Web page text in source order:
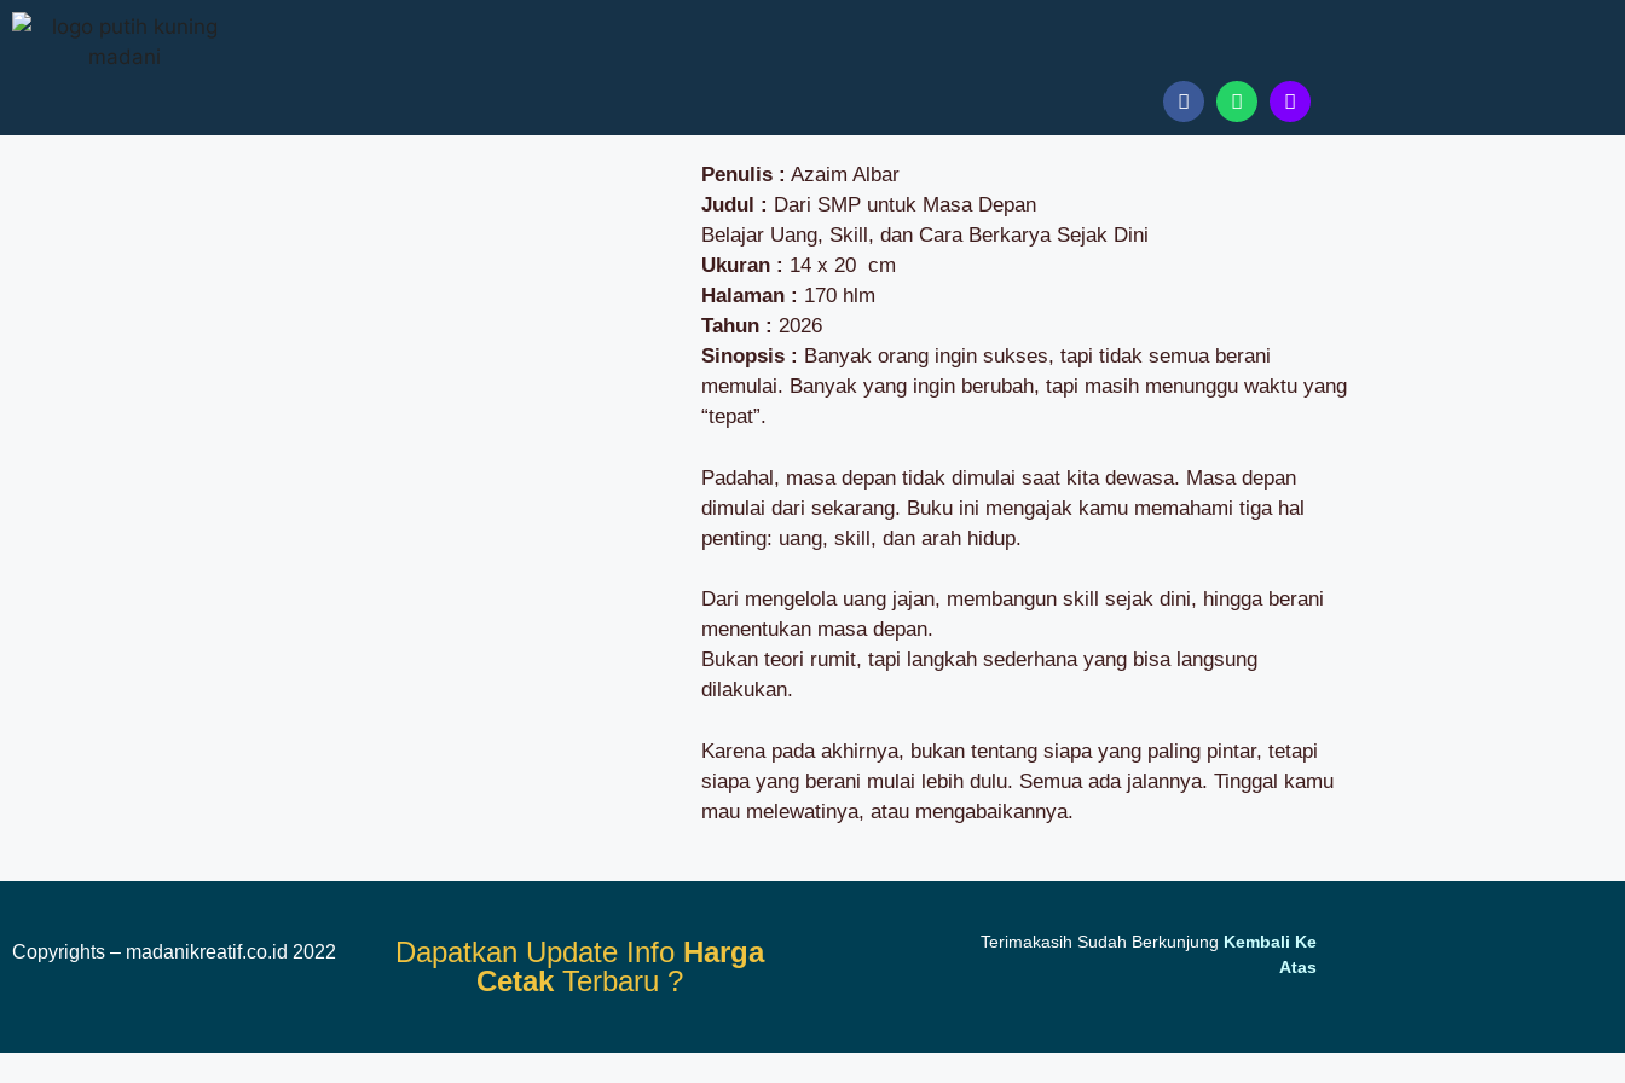
Penulis : Azaim Albar
Judul : Dari SMP untuk Masa Depan
Belajar Uang, Skill, dan Cara Berkarya Sejak Dini
Ukuran : 14 x 20 cm
Halaman : 170 hlm
Tahun : 2026
Sinopsis : Banyak orang ingin sukses, tapi tidak semua berani
memulai. Banyak yang ingin berubah, tapi masih menunggu waktu yang
“tepat”.
Padahal, masa depan tidak dimulai saat kita dewasa. Masa depan
dimulai dari sekarang. Buku ini mengajak kamu memahami tiga hal
penting: uang, skill, dan arah hidup.
Dari mengelola uang jajan, membangun skill sejak dini, hingga berani
menentukan masa depan.
Bukan teori rumit, tapi langkah sederhana yang bisa langsung
dilakukan.
Karena pada akhirnya, bukan tentang siapa yang paling pintar, tetapi
siapa yang berani mulai lebih dulu. Semua ada jalannya. Tinggal kamu
mau melewatinya, atau mengabaikannya.
Copyrights – madanikreatif.co.id 2022 Dapatkan Update Info Harga
Cetak Terbaru ?
Terimakasih Sudah Berkunjung Kembali Ke
Atas